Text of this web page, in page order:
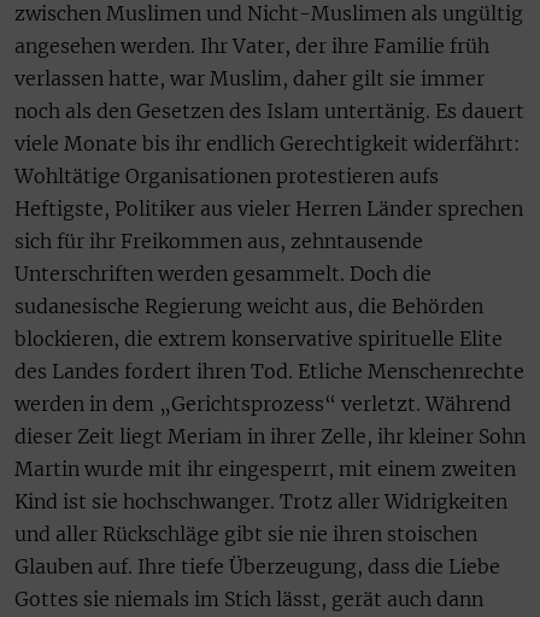
zwischen Muslimen und Nicht-Muslimen als ungültig
angesehen werden. Ihr Vater, der ihre Familie früh
verlassen hatte, war Muslim, daher gilt sie immer
noch als den Gesetzen des Islam untertänig. Es dauert
viele Monate bis ihr endlich Gerechtigkeit widerfährt:
Wohltätige Organisationen protestieren aufs
Heftigste, Politiker aus vieler Herren Länder sprechen
sich für ihr Freikommen aus, zehntausende
Unterschriften werden gesammelt. Doch die
sudanesische Regierung weicht aus, die Behörden
blockieren, die extrem konservative spirituelle Elite
des Landes fordert ihren Tod. Etliche Menschenrechte
werden in dem „Gerichtsprozess“ verletzt. Während
dieser Zeit liegt Meriam in ihrer Zelle, ihr kleiner Sohn
Martin wurde mit ihr eingesperrt, mit einem zweiten
Kind ist sie hochschwanger. Trotz aller Widrigkeiten
und aller Rückschläge gibt sie nie ihren stoischen
Glauben auf. Ihre tiefe Überzeugung, dass die Liebe
Gottes sie niemals im Stich lässt, gerät auch dann